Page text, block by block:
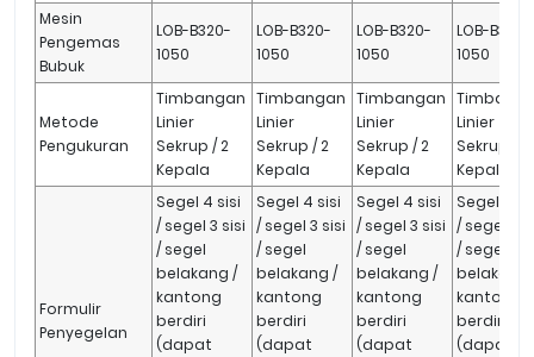
Mesin
Pengemas
Bubuk
LOB-B320-
1050
LOB-B320-
1050
LOB-B320-
1050
LOB-B320-
1050
Metode
Pengukuran
Timbangan
Linier
Sekrup / 2
Kepala
Timbangan
Linier
Sekrup / 2
Kepala
Timbangan
Linier
Sekrup / 2
Kepala
Linier
Sekrup / 2
Kepala
Formulir
Penyegelan
Segel 4 sisi
/ segel 3 sisi
/ segel
belakang /
kantong
berdiri
(dapat
Segel 4 sisi
/ segel 3 sisi
/ segel
belakang /
kantong
berdiri
(dapat
Segel 4 sisi
/ segel 3 sisi
/ segel
belakang /
kantong
berdiri
(dapat
Segel 4
/ segel 3
/ segel
belakang
kantong
berdiri
(dapat